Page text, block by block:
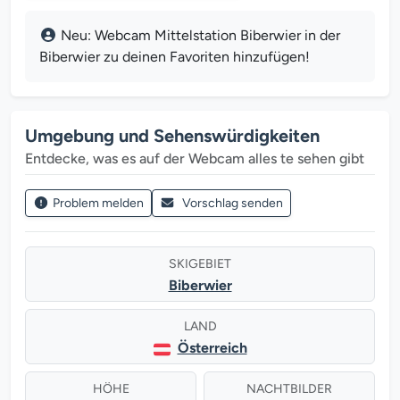
Neu: Webcam Mittelstation Biberwier in der
Biberwier zu deinen Favoriten hinzufügen!
Umgebung und Sehenswürdigkeiten
Entdecke, was es auf der Webcam alles te sehen gibt
Problem melden Vorschlag senden
SKIGEBIET
Biberwier
LAND
Österreich
HÖHE NACHTBILDER